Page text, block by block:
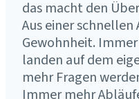
das macht den
Aus einer schnellen
Gewohnheit.
landen auf dem
mehr Fragen
Immer mehr